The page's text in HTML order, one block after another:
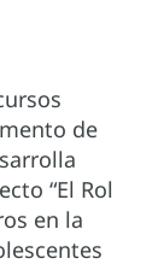
de
“El Rol
en la